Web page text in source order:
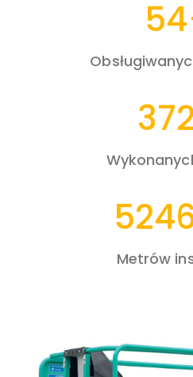
54
372
Metrów